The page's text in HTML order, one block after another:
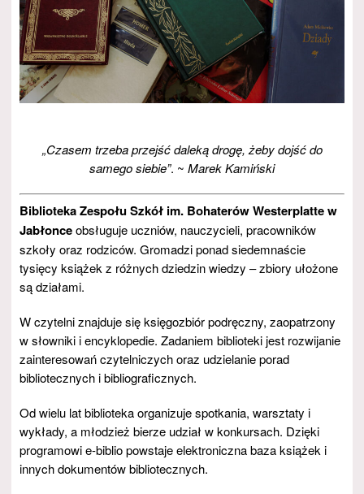
„Czasem trzeba przejść daleką drogę, żeby dojść do
samego siebie”. ~ Marek Kamiński
Biblioteka Zespołu Szkół im. Bohaterów Westerplatte w
Jabłonceobsługuje uczniów, nauczycieli, pracowników
szkoły oraz rodziców. Gromadzi ponad siedemnaście
tysięcy książek z różnych dziedzin wiedzy – zbiory ułożone
są działami.
W czytelni znajduje się księgozbiór podręczny, zaopatrzony
w słowniki i encyklopedie. Zadaniem biblioteki jest rozwijanie
zainteresowań czytelniczych oraz udzielanie porad
bibliotecznych i bibliograficznych.
Od wielu lat biblioteka organizuje spotkania, warsztaty i
wykłady, a młodzież bierze udział w konkursach. Dzięki
programowi e-biblio powstaje elektroniczna baza książek i
innych dokumentów bibliotecznych.